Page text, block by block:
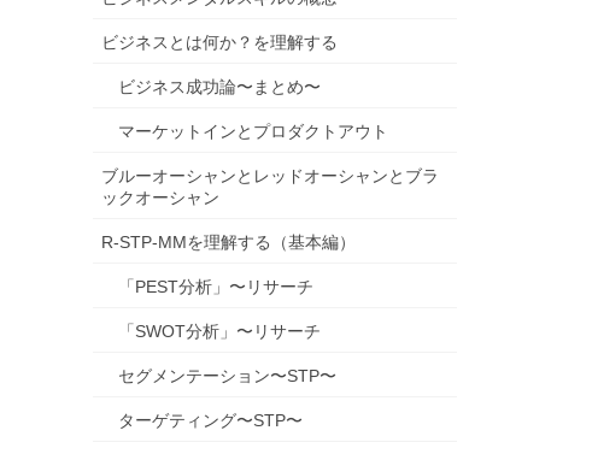
ビジネスとは何か？を理解する
ビジネス成功論〜まとめ〜
マーケットインとプロダクトアウト
ブルーオーシャンとレッドオーシャンとブラ
ックオーシャン
R-STP-MMを理解する（基本編）
「PEST分析」〜リサーチ
「SWOT分析」〜リサーチ
セグメンテーション〜STP〜
ターゲティング〜STP〜